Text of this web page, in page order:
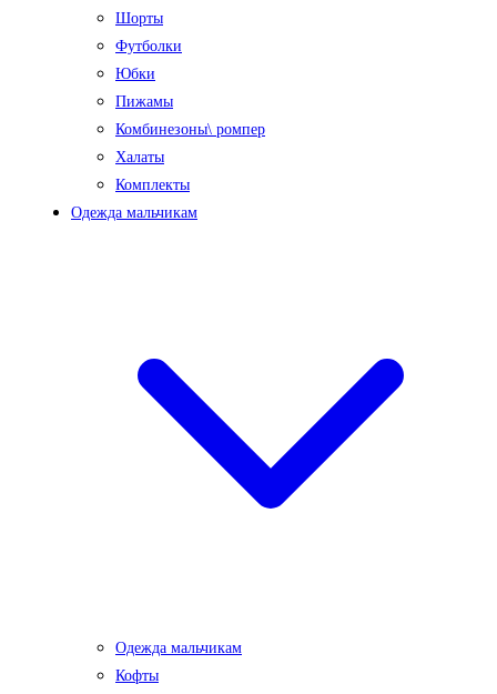
Шорты
Футболки
Юбки
Пижамы
Комбинезоны\ ромпер
Халаты
Комплекты
Одежда мальчикам
Одежда мальчикам
Кофты